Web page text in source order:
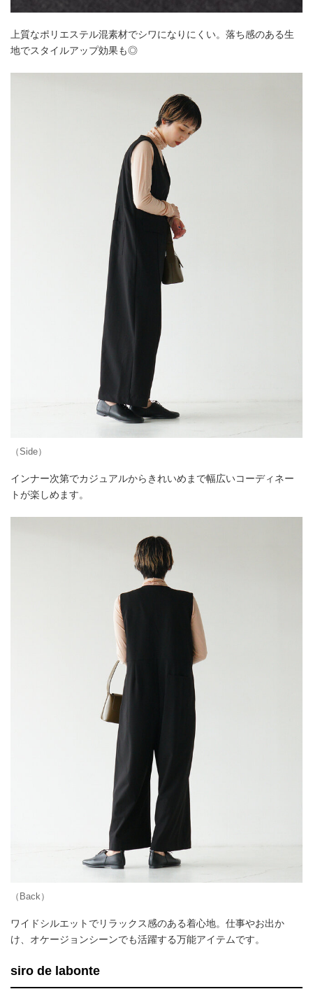
上質なポリエステル混素材でシワになりにくい。落ち感のある生
地でスタイルアップ効果も◎
（Side）
インナー次第でカジュアルからきれいめまで幅広いコーディネー
トが楽しめます。
（Back）
ワイドシルエットでリラックス感のある着心地。仕事やお出か
け、オケージョンシーンでも活躍する万能アイテムです。
siro de labonte